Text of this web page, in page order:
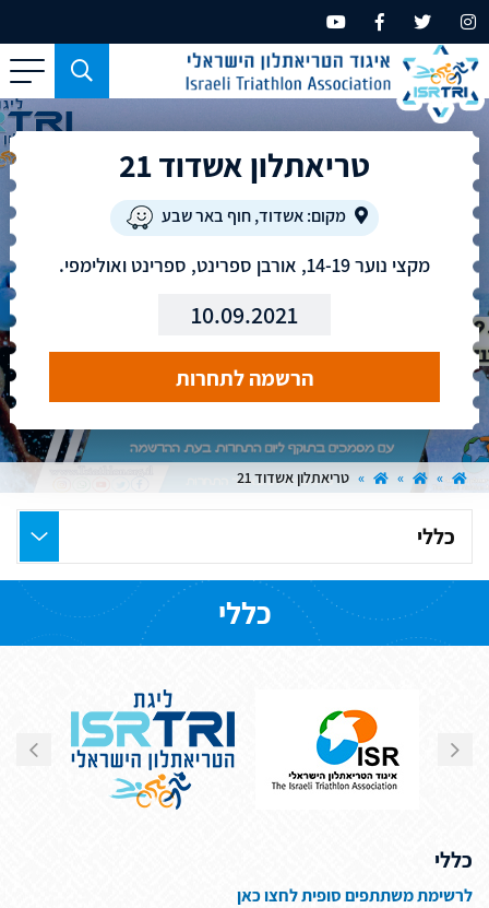
כפתור
משמש
עבור
בלבד
טריאתלון אשדוד 21
מקום: אשדוד, חוף באר שבע
מקצי נוער 14-19, אורבן ספרינט, ספרינט ואולימפי.
10.09.2021
הרשמה לתחרות
»
»
» טריאתלון אשדוד 21
את
העמוד
הרצוי
כללי
כללי
לרשימת משתתפים סופית לחצו כאן